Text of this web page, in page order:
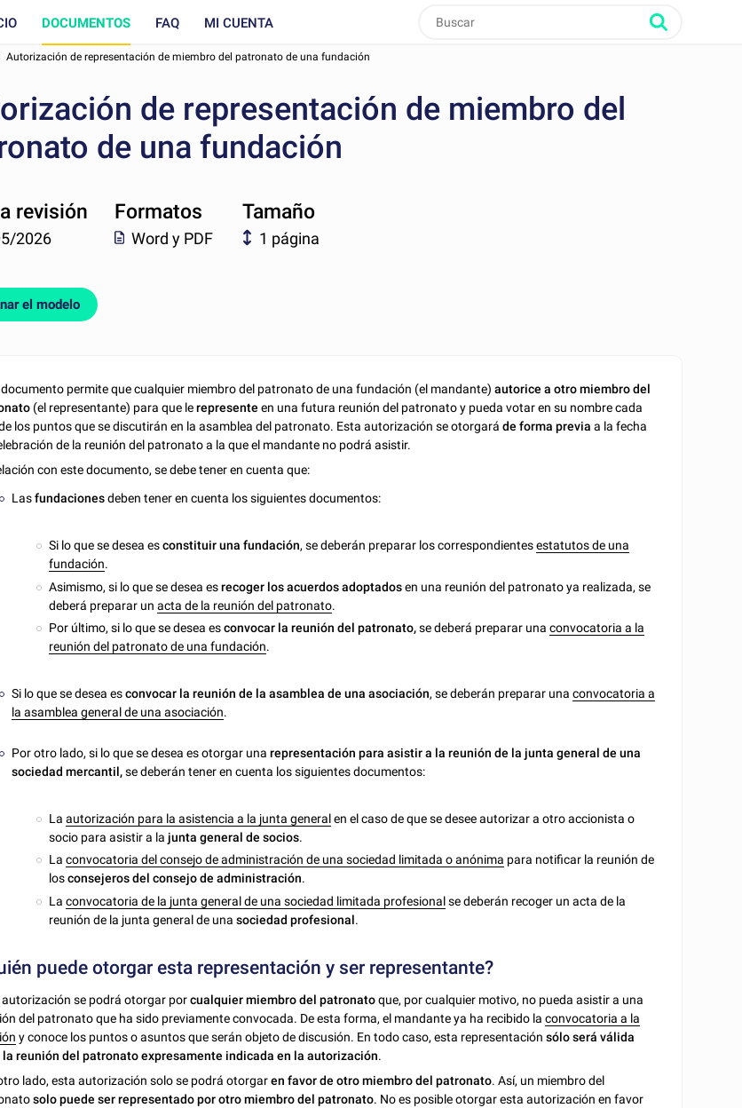
DOCUMENTOS FAQ MI CUENTA
Autorización de representación de miembro del patronato de una fundación
de representación de miembro del
de una fundación
revisión
2026
Formatos
Word y PDF
Tamaño
1 página
el modelo
documento permite que cualquier miembro del patronato de una fundación (el mandante)autorice a otro miembro del
(el representante) para que lerepresente en una futura reunión del patronato y pueda votar en su nombre cada
los puntos que se discutirán en la asamblea del patronato. Esta autorización se otorgaráde forma previa a la fecha
de la reunión del patronato a la que el mandante no podrá asistir.
con este documento, se debe tener en cuenta que:
Lasfundacionesdeben tener en cuenta los siguientes documentos:
Si lo que se desea esconstituir una fundación, se deberán preparar los correspondientesestatutos de una
fundación.
Asimismo, si lo que se desea esrecoger los acuerdos adoptadosen una reunión del patronato ya realizada, se
deberá preparar unacta de la reunión del patronato.
Por último, si lo que se desea esconvocar la reunión del patronato,se deberá preparar unaconvocatoria a la
reunión del patronato de una fundación.
Si lo que se desea esconvocar la reunión de la asamblea de una asociación, se deberán preparar unaconvocatoria a
la asamblea general de una asociación.
Por otro lado, si lo que se desea es otorgar unarepresentación para asistir a la reunión de la junta general de una
sociedad mercantil,se deberán tener en cuenta los siguientes documentos:
Laautorización para la asistencia a la junta generalen el caso de que se desee autorizar a otro accionista o
socio para asistir a la junta general de socios.
Laconvocatoria del consejo de administración de una sociedad limitada o anónima para notificar la reunión de
losconsejeros del consejo de administración.
Laconvocatoria de la junta general de una sociedad limitada profesionalse deberán recoger un acta de la
reunión de la junta general de unasociedad profesional.
puede otorgar esta representación y ser representante?
autorización se podrá otorgar porcualquier miembro del patronatoque, por cualquier motivo, no pueda asistir a una
del patronato que ha sido previamente convocada. De esta forma, el mandante ya ha recibido laconvocatoria a la
y conoce los puntos o asuntos que serán objeto de discusión. En todo caso, esta representaciónsólo será válida
la reunión del patronato expresamente indicada en la autorización.
lado, esta autorización solo se podrá otorgaren favor de otro miembro del patronato. Así, un miembro del
solo puede ser representado por otro miembro del patronato. No es posible otorgar esta autorización en favor